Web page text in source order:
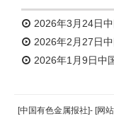
2026年3月24日
2026年2月27日
2026年1月9日中
[中国有色金属报社]- [网